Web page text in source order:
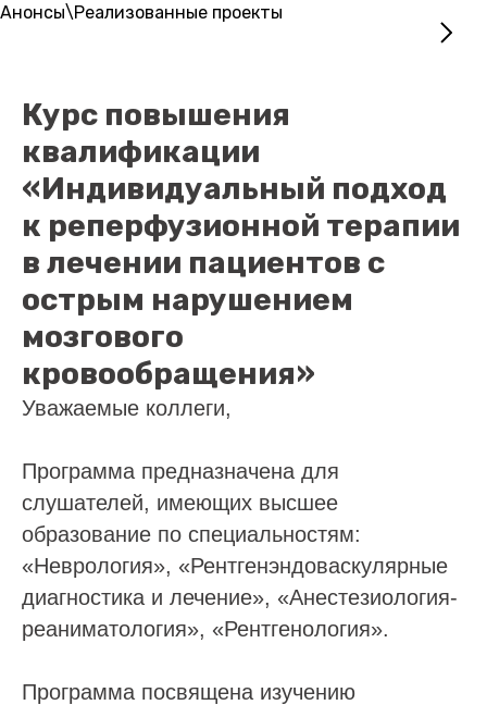
Анонсы\Реализованные проекты
Курс повышения
квалификации
«Индивидуальный подход
к реперфузионной терапии
в лечении пациентов с
острым нарушением
мозгового
кровообращения»
Уважаемые коллеги,
Программа предназначена для
слушателей, имеющих высшее
образование по специальностям:
«Неврология», «Рентгенэндоваскулярные
диагностика и лечение», «Анестезиология-
реаниматология», «Рентгенология».
Программа посвящена изучению